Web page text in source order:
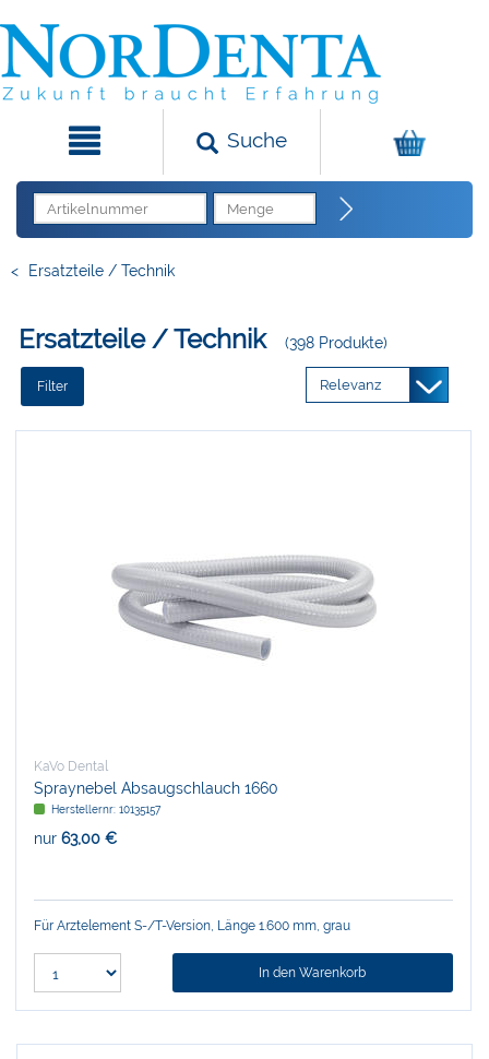
Suche
< Ersatzteile / Technik
Ersatzteile / Technik (398 Produkte)
Filter
KaVo Dental
Spraynebel Absaugschlauch 1660
Herstellernr: 10135157
nur 63,00 €
Für Arztelement S-/T-Version, Länge 1.600 mm, grau
In den Warenkorb